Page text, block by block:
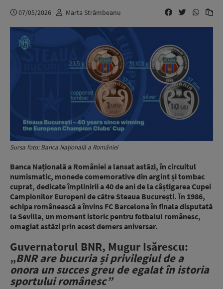
07/05/2026 Marta Strâmbeanu
Sursa foto: Banca Națională a României
Banca Națională a României a lansat astăzi, în circuitul
numismatic, monede comemorative din argint și tombac
cuprat, dedicate împlinirii a 40 de ani de la câștigarea Cupei
Campionilor Europeni de către Steaua București. În 1986,
echipa românească a învins FC Barcelona în finala disputată
la Sevilla, un moment istoric pentru fotbalul românesc,
omagiat astăzi prin acest demers aniversar.
Guvernatorul BNR, Mugur Isărescu:
„BNR are bucuria și privilegiul de a
onora un succes greu de egalat în istoria
sportului românesc”